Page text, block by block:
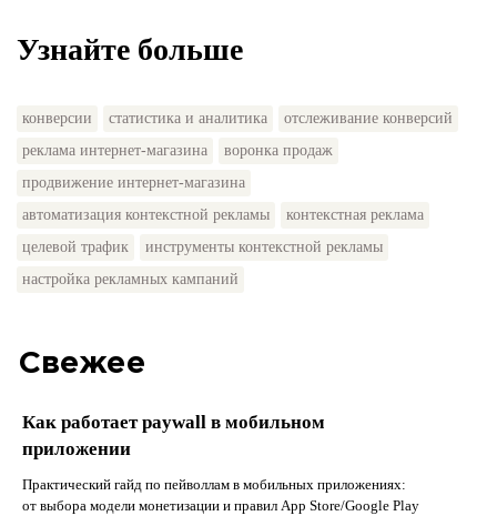
Узнайте больше
конверсии статистика и аналитика
отслеживание конверсий
реклама интернет-магазина
воронка продаж
продвижение интернет-магазина
автоматизация контекстной рекламы
контекстная реклама
целевой трафик
инструменты контекстной рекламы
настройка рекламных кампаний
Свежее
Как работает paywall в мобильном
приложении
Практический гайд по пейволлам в мобильных приложениях:
от выбора модели монетизации и правил App Store/Google Play